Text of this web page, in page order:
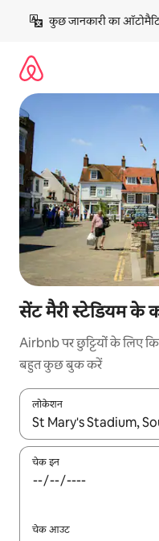
छोड़कर
कॉन्टेंट
कुछ जानकारी का
सेंट मैरी स्टेडियम के
Airbnb पर छुट्टियों के लिए
बहुत कुछ बुक करें
लोकेशन
नतीजों के उपलब्ध होने पर,
चेक इन
चेक आउट